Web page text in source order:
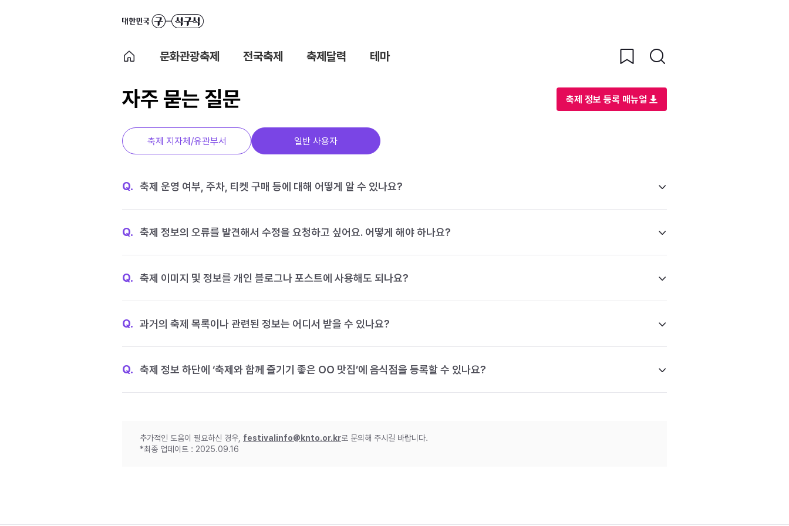
문화관광축제 전국축제 축제달력 테마
자주 묻는 질문 축제 정보 등록 매뉴얼
축제 지자체/유관부서 일반 사용자
Q. 축제 운영 여부, 주차, 티켓 구매 등에 대해 어떻게 알 수 있나요?
Q. 축제 정보의 오류를 발견해서 수정을 요청하고 싶어요. 어떻게 해야 하나요?
Q. 축제 이미지 및 정보를 개인 블로그나 포스트에 사용해도 되나요?
Q. 과거의 축제 목록이나 관련된 정보는 어디서 받을 수 있나요?
Q. 축제 정보 하단에 ‘축제와 함께 즐기기 좋은 OO 맛집’에 음식점을 등록할 수 있나요?
추가적인 도움이 필요하신 경우, festivalinfo@knto.or.kr로 문의해 주시길 바랍니다.
*최종 업데이트 : 2025.09.16